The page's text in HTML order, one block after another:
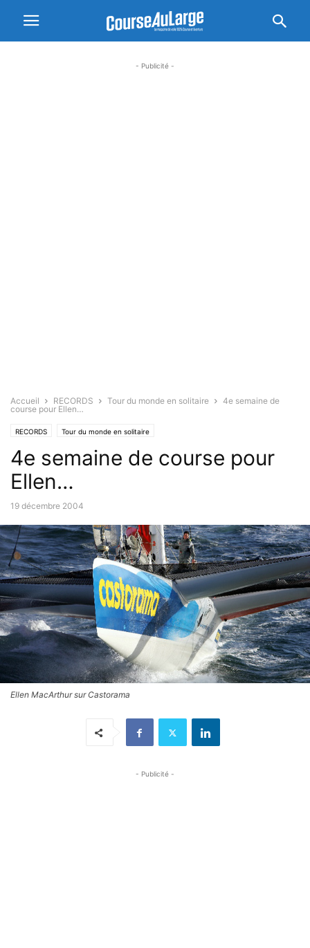
- Publicité -
Accueil RECORDS Tour du monde en solitaire
4e semaine de
course pour Ellen…
RECORDS Tour du monde en solitaire
4e semaine de course pour
Ellen…
19 décembre 2004
Ellen MacArthur sur Castorama
- Publicité -